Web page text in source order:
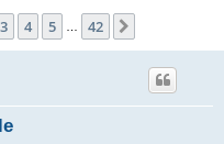
42
3 4 5 42